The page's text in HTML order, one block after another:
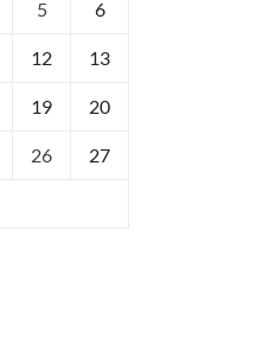
5 6
12 13
19 20
26 27